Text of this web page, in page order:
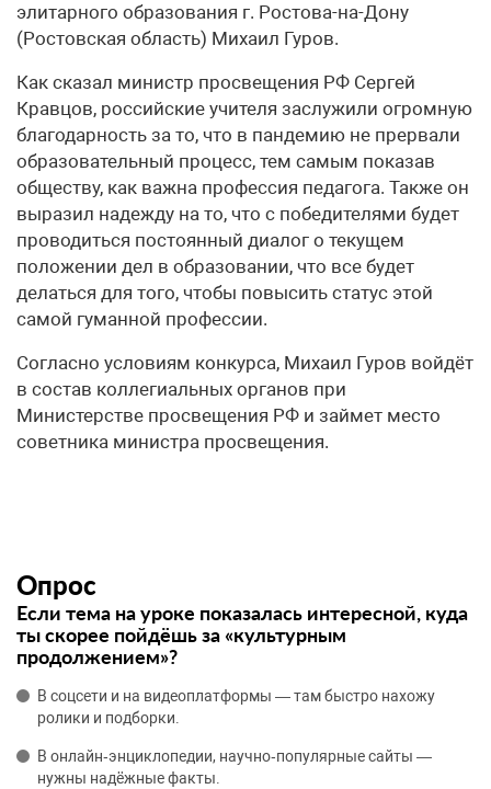
элитарного образования г. Ростова-на-Дону
(Ростовская область) Михаил Гуров.
Как сказал министр просвещения РФ Сергей
Кравцов, российские учителя заслужили огромную
благодарность за то, что в пандемию не прервали
образовательный процесс, тем самым показав
обществу, как важна профессия педагога. Также он
выразил надежду на то, что с победителями будет
проводиться постоянный диалог о текущем
положении дел в образовании, что все будет
делаться для того, чтобы повысить статус этой
самой гуманной профессии.
Согласно условиям конкурса, Михаил Гуров войдёт
в состав коллегиальных органов при
Министерстве просвещения РФ и займет место
советника министра просвещения.
Опрос
Если тема на уроке показалась интересной, куда
ты скорее пойдёшь за «культурным
продолжением»?
В соцсети и на видеоплатформы — там быстро нахожу
ролики и подборки.
В онлайн‑энциклопедии, научно‑популярные сайты —
нужны надёжные факты.